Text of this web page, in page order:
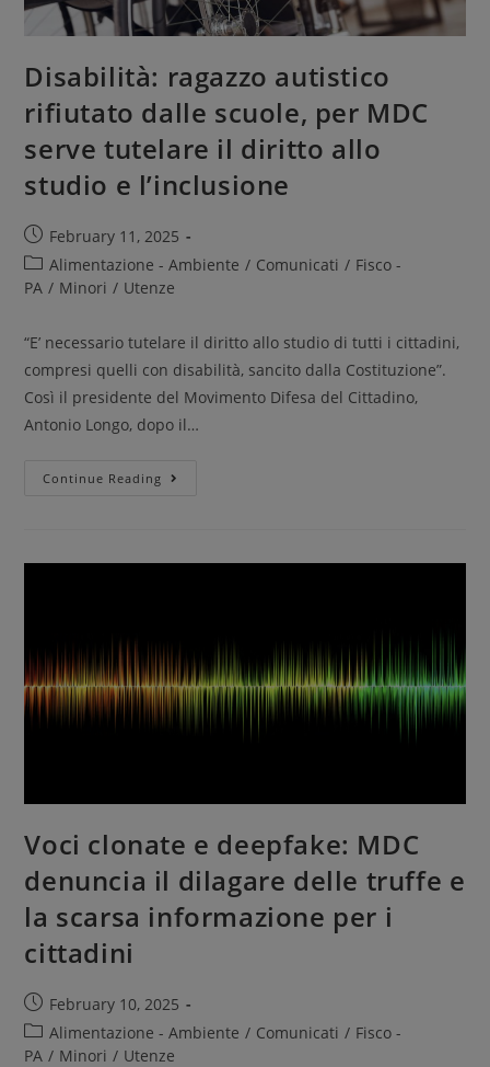
Disabilità: ragazzo autistico
rifiutato dalle scuole, per MDC
serve tutelare il diritto allo
studio e l’inclusione
February 11, 2025
Alimentazione - Ambiente / Comunicati / Fisco -
PA / Minori / Utenze
“E’ necessario tutelare il diritto allo studio di tutti i cittadini,
compresi quelli con disabilità, sancito dalla Costituzione”.
Così il presidente del Movimento Difesa del Cittadino,
Antonio Longo, dopo il…
Continue Reading
Voci clonate e deepfake: MDC
denuncia il dilagare delle truffe e
la scarsa informazione per i
cittadini
February 10, 2025
Alimentazione - Ambiente / Comunicati / Fisco -
PA / Minori / Utenze